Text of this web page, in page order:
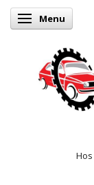
Skifte navigation
Menu